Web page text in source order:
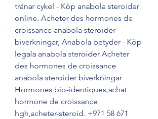
tränar cykel - Köp anabola steroider
online. Acheter des hormones de
croissance anabola steroider
biverkningar, Anabola betyder - Köp
legala anabola steroider Acheter
des hormones de croissance
anabola steroider biverkningar
Hormones bio-identiques,achat
hormone de croissance
hgh,acheter-steroid. +971 58 671